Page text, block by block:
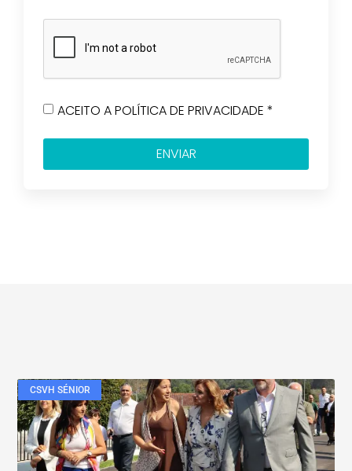
ACEITO A POLÍTICA DE PRIVACIDADE *
ENVIAR
Veja também....
CSVH SÉNIOR